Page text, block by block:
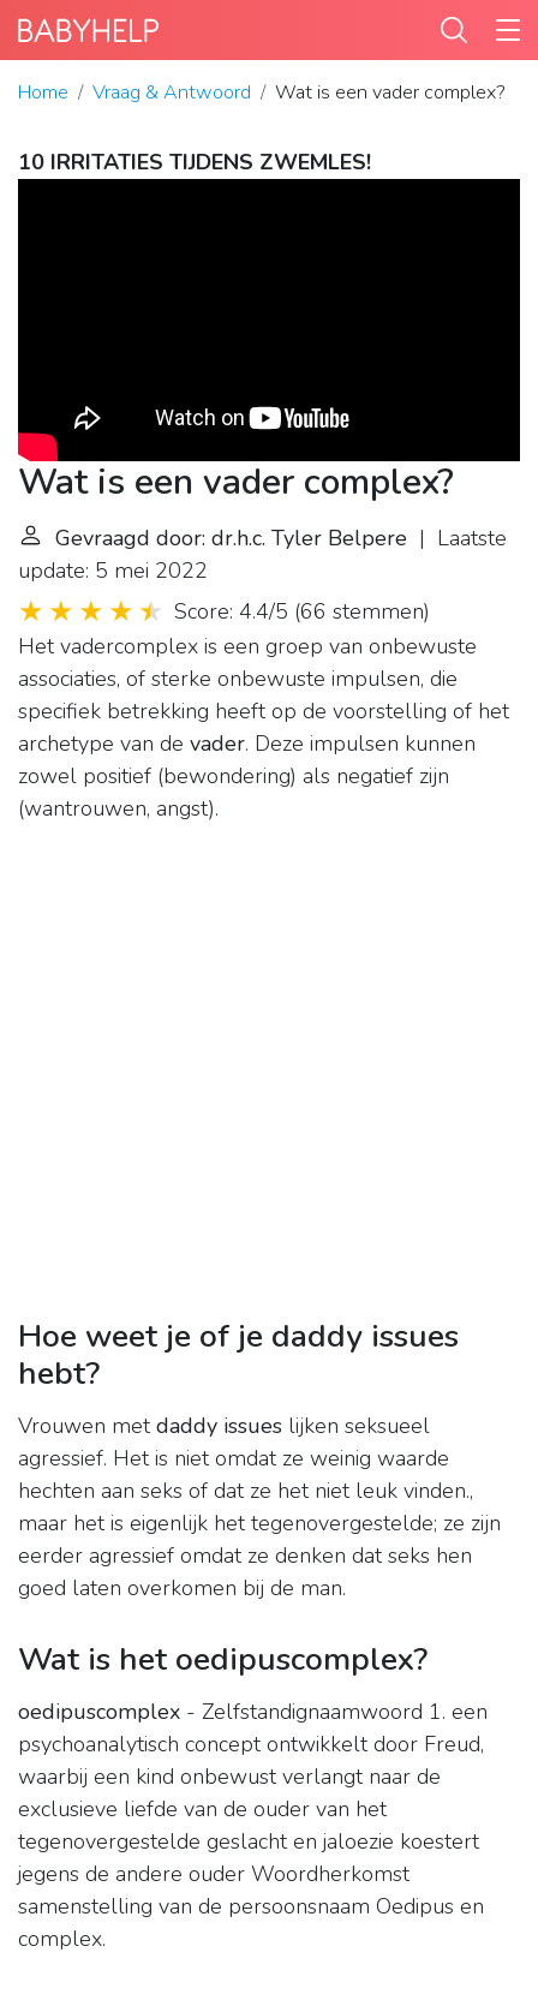
Home Vraag & Antwoord Wat is een vader complex?
10 IRRITATIES TIJDENS ZWEMLES!
Wat is een vader complex?
Gevraagd door: dr.h.c. Tyler Belpere | Laatste
update: 5 mei 2022
Score: 4.4/5 (66 stemmen)
Het vadercomplex is een groep van onbewuste
associaties, of sterke onbewuste impulsen, die
specifiek betrekking heeft op de voorstelling of het
archetype van de vader. Deze impulsen kunnen
zowel positief (bewondering) als negatief zijn
(wantrouwen, angst).
Hoe weet je of je daddy issues
hebt?
Vrouwen metdaddy issues lijken seksueel
agressief. Het is niet omdat ze weinig waarde
hechten aan seks of dat ze het niet leuk vinden.,
maar het is eigenlijk het tegenovergestelde; ze zijn
eerder agressief omdat ze denken dat seks hen
goed laten overkomen bij de man.
Wat is het oedipuscomplex?
oedipuscomplex - Zelfstandignaamwoord 1. een
psychoanalytisch concept ontwikkelt door Freud,
waarbij een kind onbewust verlangt naar de
exclusieve liefde van de ouder van het
tegenovergestelde geslacht en jaloezie koestert
jegens de andere ouder Woordherkomst
samenstelling van de persoonsnaam Oedipus en
complex.